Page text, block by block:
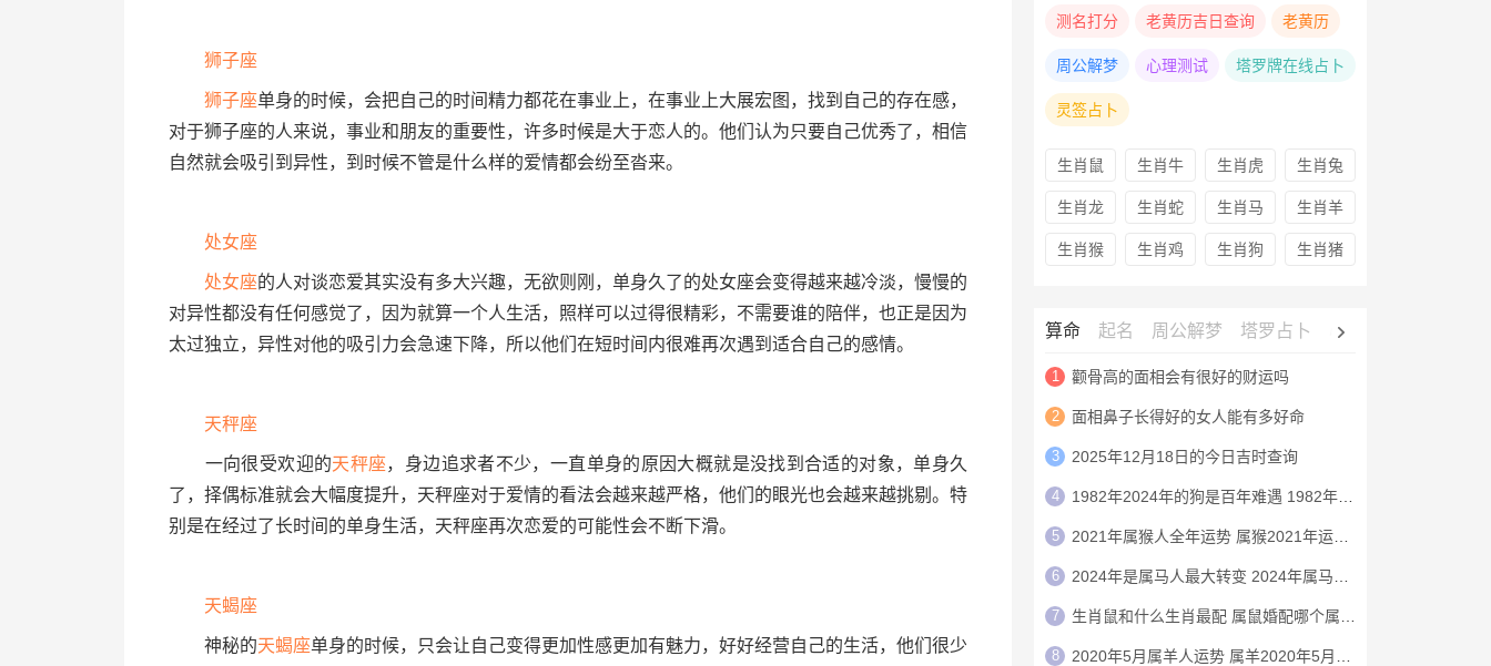
狮子座
狮子座单身的时候，会把自己的时间精力都花在事业上，在事业上大展宏图，找到自己的存在感，
对于狮子座的人来说，事业和朋友的重要性，许多时候是大于恋人的。他们认为只要自己优秀了，相信
自然就会吸引到异性，到时候不管是什么样的爱情都会纷至沓来。
处女座
处女座的人对谈恋爱其实没有多大兴趣，无欲则刚，单身久了的处女座会变得越来越冷淡，慢慢的
对异性都没有任何感觉了，因为就算一个人生活，照样可以过得很精彩，不需要谁的陪伴，也正是因为
太过独立，异性对他的吸引力会急速下降，所以他们在短时间内很难再次遇到适合自己的感情。
天秤座
一向很受欢迎的天秤座，身边追求者不少，一直单身的原因大概就是没找到合适的对象，单身久
了，择偶标准就会大幅度提升，天秤座对于爱情的看法会越来越严格，他们的眼光也会越来越挑剔。特
别是在经过了长时间的单身生活，天秤座再次恋爱的可能性会不断下滑。
天蝎座
神秘的天蝎座单身的时候，只会让自己变得更加性感更加有魅力，好好经营自己的生活，他们很少
测名打分 老黄历吉日查询 老黄历
周公解梦 心理测试 塔罗牌在线占卜
灵签占卜
生肖鼠 生肖牛 生肖虎 生肖兔
生肖龙 生肖蛇 生肖马 生肖羊
生肖猴 生肖鸡 生肖狗 生肖猪
算命 起名 周公解梦 塔罗占卜 心理测试
1 颧骨高的面相会有很好的财运吗
2 面相鼻子长得好的女人能有多好命
3 2025年12月18日的今日吉时查询
4 1982年2024年的狗是百年难遇 1982年的狗在2024年怎么样
5 2021年属猴人全年运势 属猴2021年运势及运程
6 2024年是属马人最大转变 2024年属马人的全年运势
7 生肖鼠和什么生肖最配 属鼠婚配哪个属相最好
8 2020年5月属羊人运势 属羊2020年5月运程